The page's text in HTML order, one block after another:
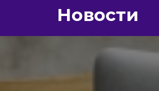
Новости